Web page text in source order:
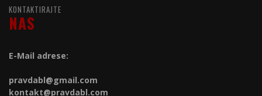
KONTAKTIRAJTE
NAS
E-Mail adrese:
pravdabl@gmail.com
kontakt@pravdabl.com